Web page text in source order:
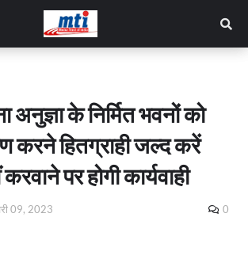
अनुज्ञा के निर्मित भवनों को
करने हितग्राही जल्द करें
पर होगी कार्यवाही
09, 2023 0